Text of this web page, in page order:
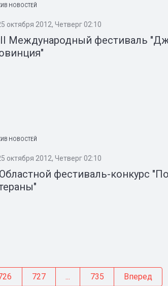
НОВОСТЕЙ
октября 2012, Четверг 02:10
Международный фестиваль
НОВОСТЕЙ
октября 2012, Четверг 02:10
фестиваль-конкурс
727 ... 735 Вперед